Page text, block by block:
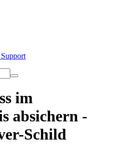
im
absichern -
Schild